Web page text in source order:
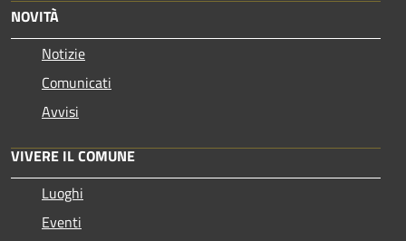
NOVITÀ
Notizie
Comunicati
Avvisi
VIVERE IL COMUNE
Luoghi
Eventi